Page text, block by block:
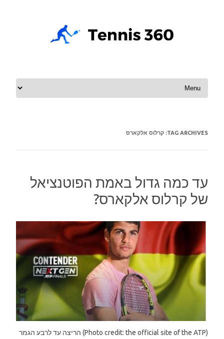
Skip to content
TAG ARCHIVES: קרלוס אלקארס
עד כמה גדול באמת הפוטנציאל
של קרלוס אלקארס?
(Photo credit: the official site of the ATP) הריצה עד לרבע הגמר